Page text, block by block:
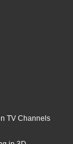
TV Channels